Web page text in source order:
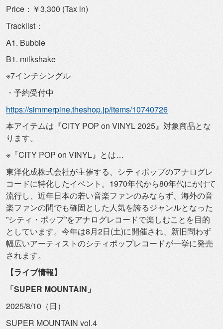
Price：￥3,300 (Tax in)
Tracklist：
A1. Bubble
B1. milkshake
※7インチシングル
・予約受付中
https://simmerpine.theshop.jp/items/10740726
本アイテムは『CITY POP on VINYL 2025』対象商品とな
ります。
※『CITY POP on VINYL』とは…
東洋化成株式会社が主催する、 シティポップのアナログレ
コードに特化したイベント。 1970年代から80年代にかけて
流行し、 近年日本の若い音楽ファンのみならず、 海外の音
楽ファンの間でも確固とした人気を誇るジャンルとなった
”シティ・ポップ”をアナログレコードで楽しむことを目的
としています。 今年は8月2日(土)に開催され、 新旧問わず
幅広いアーティストのシティポップレコードが一挙に発売
されます。
【ライブ情報】
「SUPER MOUNTAIN」
2025/8/10（日）
SUPER MOUNTAIN vol.4